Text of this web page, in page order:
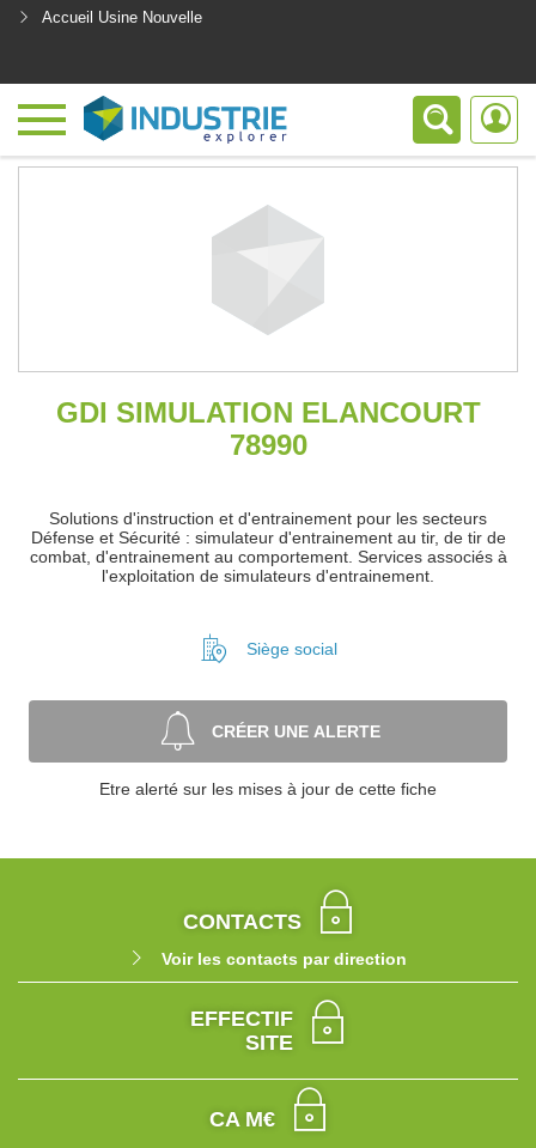
Accueil Usine Nouvelle
GDI SIMULATION ELANCOURT
78990
Solutions d'instruction et d'entrainement pour les secteurs
Défense et Sécurité : simulateur d'entrainement au tir, de tir de
combat, d'entrainement au comportement. Services associés à
l'exploitation de simulateurs d'entrainement.
Siège social
CRÉER UNE ALERTE
Etre alerté sur les mises à jour de cette fiche
CONTACTS
Voir les contacts par direction
EFFECTIF
SITE
CA M€